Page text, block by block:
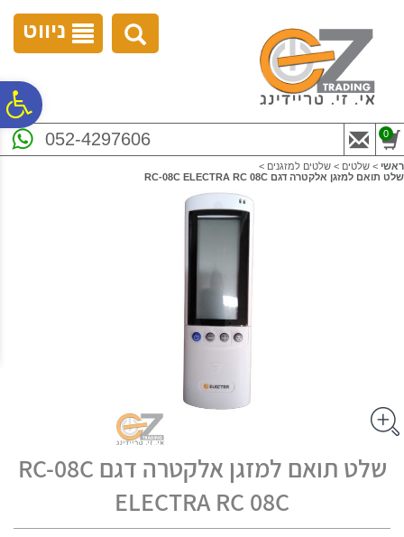
נגישות
ניווט
052-4297606 0
ראשי > שלטים > שלטים למזגנים >
שלט תואם למזגן אלקטרה דגם RC-08C ELECTRA RC 08C
שלט תואם למזגן אלקטרה דגם RC-08C
ELECTRA RC 08C